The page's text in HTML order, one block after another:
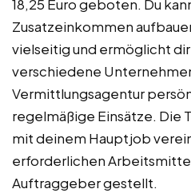
18,25 Euro geboten. Du
Zusatzeinkommen
vielseitig und ermöglicht
verschiedene
Vermittlungsagentur
regelmäßige Einsätze. Die
mit deinem Hauptjob
erforderlichen
Auftraggeber gestellt.